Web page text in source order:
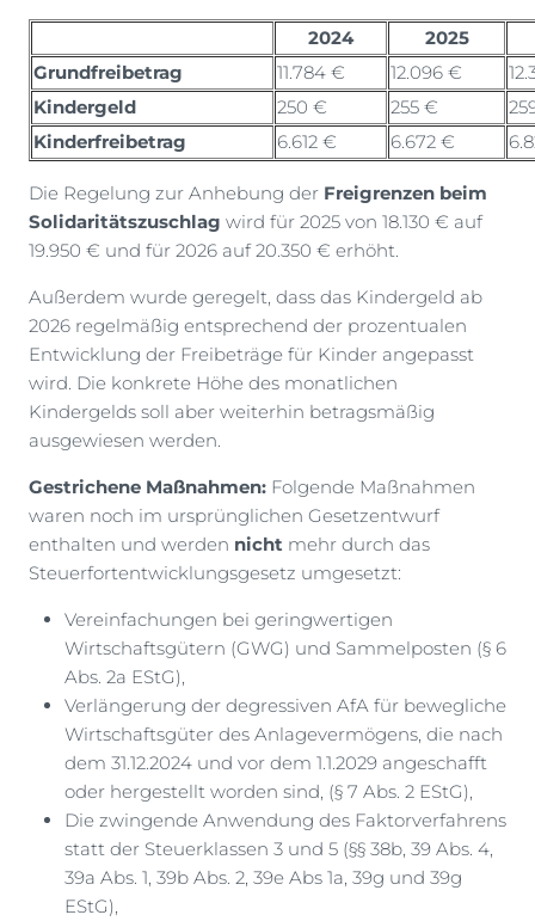
2024
2025
Grundfreibetrag
11.784 € 12.096 €
Kindergeld
250 € 255 €
Kinderfreibetrag
6.612 € 6.672 €
Die Regelung zur Anhebung der Freigrenzen beim
Solidaritätszuschlag wird für 2025 von 18.130 € auf
19.950 € und für 2026 auf 20.350 € erhöht.
Außerdem wurde geregelt, dass das Kindergeld ab
2026 regelmäßig entsprechend der prozentualen
Entwicklung der Freibeträge für Kinder angepasst
wird. Die konkrete Höhe des monatlichen
Kindergelds soll aber weiterhin betragsmäßig
ausgewiesen werden.
Gestrichene Maßnahmen: Folgende Maßnahmen
waren noch im ursprünglichen Gesetzentwurf
enthalten und werden nicht mehr durch das
Steuerfortentwicklungsgesetz umgesetzt:
Vereinfachungen bei geringwertigen
Wirtschaftsgütern (GWG) und Sammelposten (§ 6
Abs. 2a EStG),
Verlängerung der degressiven AfA für bewegliche
Wirtschaftsgüter des Anlagevermögens, die nach
dem 31.12.2024 und vor dem 1.1.2029 angeschafft
oder hergestellt worden sind, (§ 7 Abs. 2 EStG),
Die zwingende Anwendung des Faktorverfahrens
statt der Steuerklassen 3 und 5 (§§ 38b, 39 Abs. 4,
39a Abs. 1, 39b Abs. 2, 39e Abs 1a, 39g und 39g
EStG),